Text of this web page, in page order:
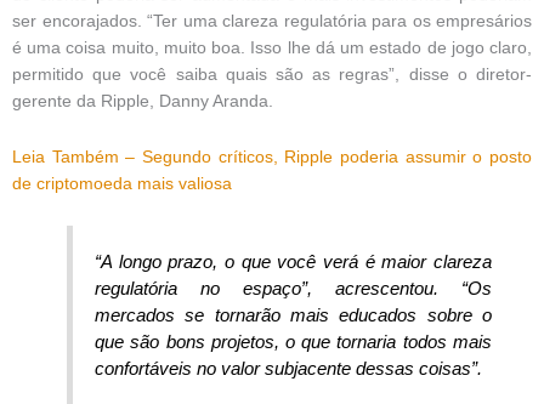
ser encorajados. “Ter uma clareza regulatória para os empresários
é uma coisa muito, muito boa. Isso lhe dá um estado de jogo claro,
permitido que você saiba quais são as regras”, disse o diretor-
gerente da Ripple, Danny Aranda.
Leia Também – Segundo críticos, Ripple poderia assumir o posto
de criptomoeda mais valiosa
“A longo prazo, o que você verá é maior clareza
regulatória no espaço”, acrescentou. “Os
mercados se tornarão mais educados sobre o
que são bons projetos, o que tornaria todos mais
confortáveis no valor subjacente dessas coisas”.